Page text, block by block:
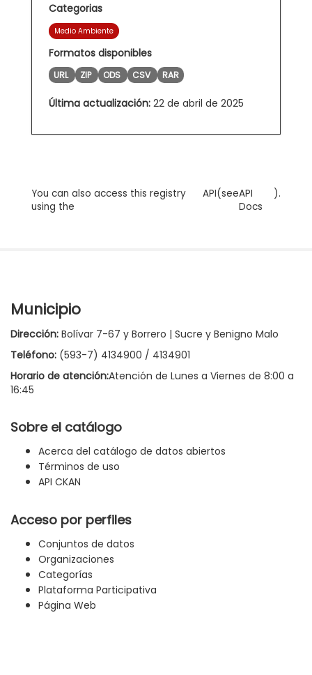
Categorias
Medio Ambiente
Formatos disponibles
URL ZIP ODS CSV RAR
Última actualización: 22 de abril de 2025
You can also access this registry
using the
API(seeAPI
Docs
).
Municipio
Dirección: Bolívar 7-67 y Borrero | Sucre y Benigno Malo
Teléfono: (593-7) 4134900 / 4134901
Horario de atención:Atención de Lunes a Viernes de 8:00 a
16:45
Sobre el catálogo
Acerca del catálogo de datos abiertos
Términos de uso
API CKAN
Acceso por perfiles
Conjuntos de datos
Organizaciones
Categorías
Plataforma Participativa
Página Web